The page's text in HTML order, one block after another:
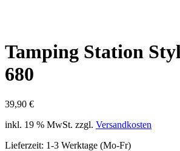
Tamping Station
680
39,90 €
inkl. 19 % MwSt. zzgl. Versandkosten
Lieferzeit: 1-3 Werktage (Mo-Fr)